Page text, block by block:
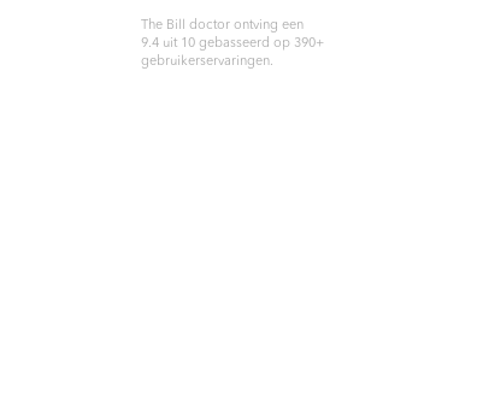
The Bill doctor ontving een
9.4 uit 10 gebasseerd op 390+
gebruikerservaringen.